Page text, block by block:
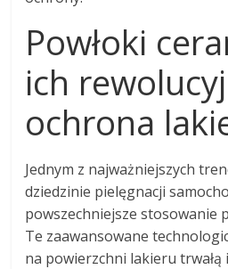
Powłoki
ich
ochrona
Jednym z najważniejszych
dziedzinie pielęgnacji
powszechniejsze stosowanie
Te zaawansowane
na powierzchni lakieru trwałą